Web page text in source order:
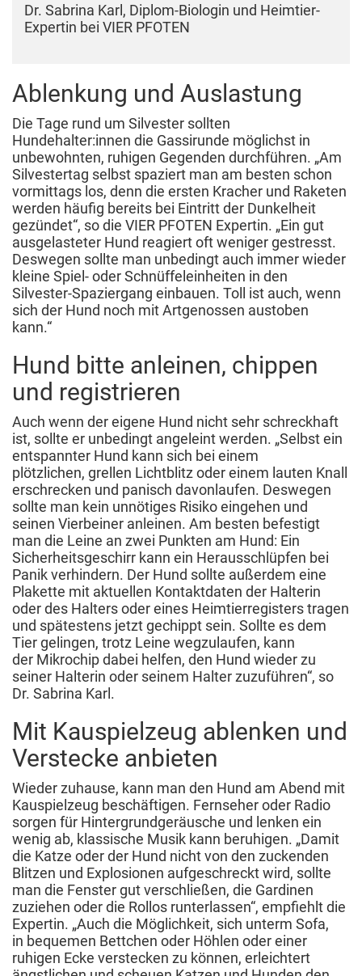
Dr. Sabrina Karl, Diplom-Biologin und Heimtier-
Expertin bei VIER PFOTEN
Ablenkung und Auslastung
Die Tage rund um Silvester sollten
Hundehalter:innen die Gassirunde möglichst in
unbewohnten, ruhigen Gegenden durchführen. „Am
Silvestertag selbst spaziert man am besten schon
vormittags los, denn die ersten Kracher und Raketen
werden häufig bereits bei Eintritt der Dunkelheit
gezündet“, so die VIER PFOTEN Expertin. „Ein gut
ausgelasteter Hund reagiert oft weniger gestresst.
Deswegen sollte man unbedingt auch immer wieder
kleine Spiel- oder Schnüffeleinheiten in den
Silvester-Spaziergang einbauen. Toll ist auch, wenn
sich der Hund noch mit Artgenossen austoben
kann.“
Hund bitte anleinen, chippen
und registrieren
Auch wenn der eigene Hund nicht sehr schreckhaft
ist, sollte er unbedingt angeleint werden. „Selbst ein
entspannter Hund kann sich bei einem
plötzlichen, grellen Lichtblitz oder einem lauten Knall
erschrecken und panisch davonlaufen. Deswegen
sollte man kein unnötiges Risiko eingehen und
seinen Vierbeiner anleinen. Am besten befestigt
man die Leine an zwei Punkten am Hund: Ein
Sicherheitsgeschirr kann ein Herausschlüpfen bei
Panik verhindern. Der Hund sollte außerdem eine
Plakette mit aktuellen Kontaktdaten der Halterin
oder des Halters oder eines Heimtierregisters tragen
und spätestens jetzt gechippt sein. Sollte es dem
Tier gelingen, trotz Leine wegzulaufen, kann
der Mikrochip dabei helfen, den Hund wieder zu
seiner Halterin oder seinem Halter zuzuführen“, so
Dr. Sabrina Karl.
Mit Kauspielzeug ablenken und
Verstecke anbieten
Wieder zuhause, kann man den Hund am Abend mit
Kauspielzeug beschäftigen. Fernseher oder Radio
sorgen für Hintergrundgeräusche und lenken ein
wenig ab, klassische Musik kann beruhigen. „Damit
die Katze oder der Hund nicht von den zuckenden
Blitzen und Explosionen aufgeschreckt wird, sollte
man die Fenster gut verschließen, die Gardinen
zuziehen oder die Rollos runterlassen“, empfiehlt die
Expertin. „Auch die Möglichkeit, sich unterm Sofa,
in bequemen Bettchen oder Höhlen oder einer
ruhigen Ecke verstecken zu können, erleichtert